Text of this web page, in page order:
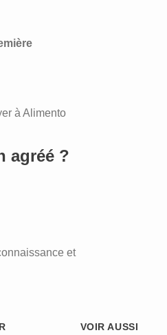
à Alimento
agréé ?
et
VOIR AUSSI